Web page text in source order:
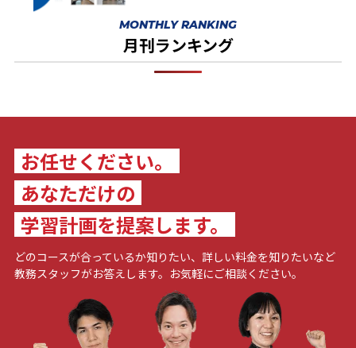
MONTHLY RANKING
月刊ランキング
お任せください。
あなただけの
学習計画を提案します。
どのコースが合っているか知りたい、詳しい料金を知りたいなど
教務スタッフがお答えします。お気軽にご相談ください。